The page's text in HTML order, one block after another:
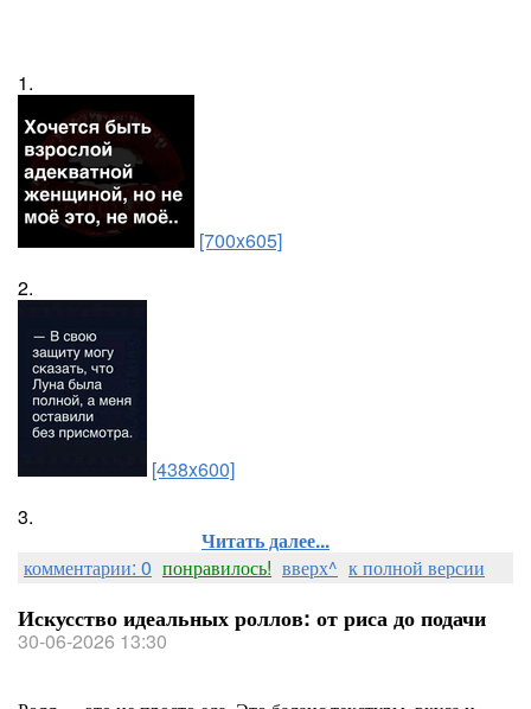
1.
[700x605]
2.
[438x600]
3.
Читать далее...
комментарии: 0 понравилось! вверх^ к полной версии
Искусство идеальных роллов: от риса до подачи
30-06-2026 13:30